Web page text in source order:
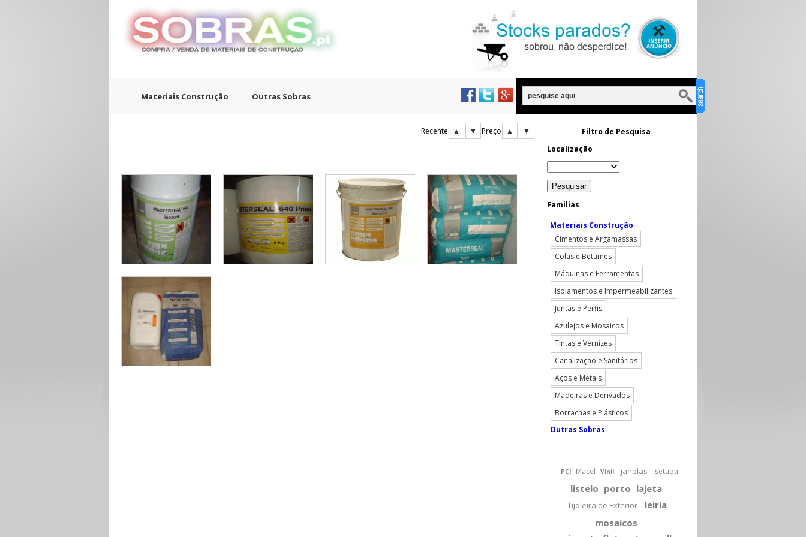
Materiais Construção Outras Sobras
Recente ▲ ▼ Preço ▲ ▼
Filtro de Pesquisa
Localização
Familias
Materiais Construção
Cimentos e Argamassas
Colas e Betumes
Máquinas e Ferramentas
Isolamentos e Impermeabilizantes
Juntas e Perfis
Azulejos e Mosaicos
Tintas e Vernizes
Canalização e Sanitários
Aços e Metais
Madeiras e Derivados
Borrachas e Plásticos
Outras Sobras
PCI Macel Vinil janelas setubal
listelo porto lajeta
Tijoleira de Exterior
leiria
mosaicos